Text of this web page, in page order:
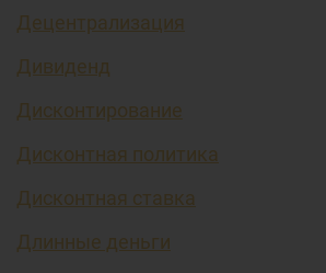
Децентрализация
Дивиденд
Дисконтирование
Дисконтная политика
Дисконтная ставка
Длинные деньги